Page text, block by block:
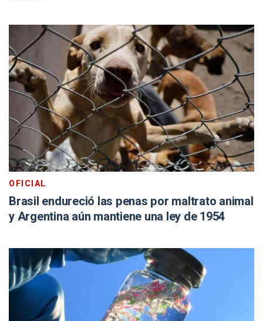
OFICIAL
Brasil endureció las penas por maltrato animal
y Argentina aún mantiene una ley de 1954